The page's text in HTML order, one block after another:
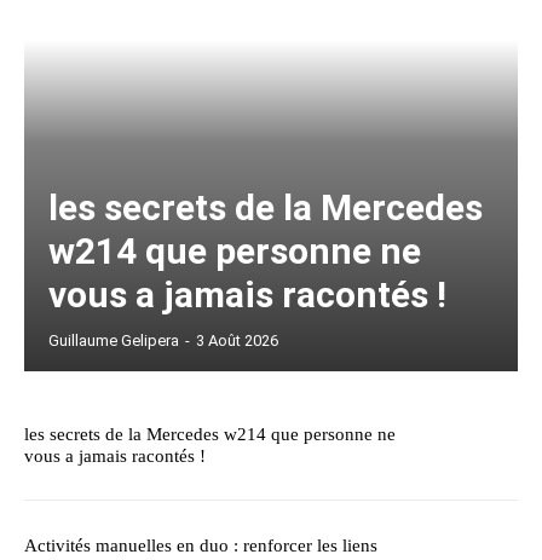
les secrets de la Mercedes
w214 que personne ne
vous a jamais racontés !
Guillaume Gelipera - 3 Août 2026
les secrets de la Mercedes w214 que personne ne
vous a jamais racontés !
Activités manuelles en duo : renforcer les liens